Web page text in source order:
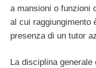
a mansioni o funzioni
al cui raggiungimento
presenza di un tutor
La disciplina generale